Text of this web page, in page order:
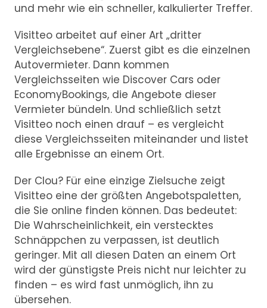
und mehr wie ein schneller, kalkulierter Treffer.
Visitteo arbeitet auf einer Art „dritter
Vergleichsebene“. Zuerst gibt es die einzelnen
Autovermieter. Dann kommen
Vergleichsseiten wie Discover Cars oder
EconomyBookings, die Angebote dieser
Vermieter bündeln. Und schließlich setzt
Visitteo noch einen drauf – es vergleicht
diese Vergleichsseiten miteinander und listet
alle Ergebnisse an einem Ort.
Der Clou? Für eine einzige Zielsuche zeigt
Visitteo eine der größten Angebotspaletten,
die Sie online finden können. Das bedeutet:
Die Wahrscheinlichkeit, ein verstecktes
Schnäppchen zu verpassen, ist deutlich
geringer. Mit all diesen Daten an einem Ort
wird der günstigste Preis nicht nur leichter zu
finden – es wird fast unmöglich, ihn zu
übersehen.